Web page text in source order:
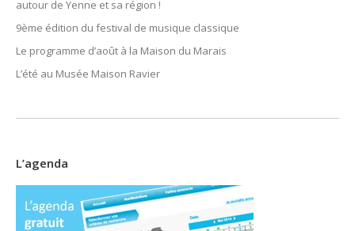
autour de Yenne et sa région !
9ème édition du festival de musique classique
Le programme d’août à la Maison du Marais
L’été au Musée Maison Ravier
L’agenda